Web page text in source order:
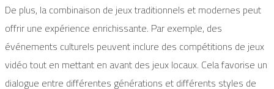
De plus, la combinaison de jeux traditionnels et modernes peut
offrir une expérience enrichissante. Par exemple, des
événements culturels peuvent inclure des compétitions de jeux
vidéo tout en mettant en avant des jeux locaux. Cela favorise un
dialogue entre différentes générations et différents styles de